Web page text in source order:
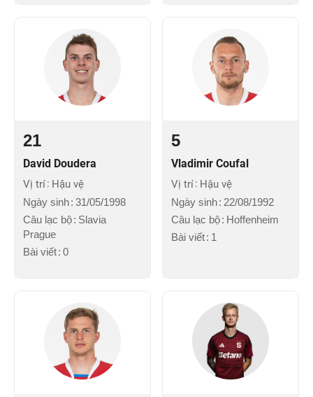
21
David Doudera
Vị trí Hậu vệ
Ngày sinh 31/05/1998
Câu lạc bộ Slavia
Prague
Bài viết 0
5
Vladimir Coufal
Vị trí Hậu vệ
Ngày sinh 22/08/1992
Câu lạc bộ Hoffenheim
Bài viết 1